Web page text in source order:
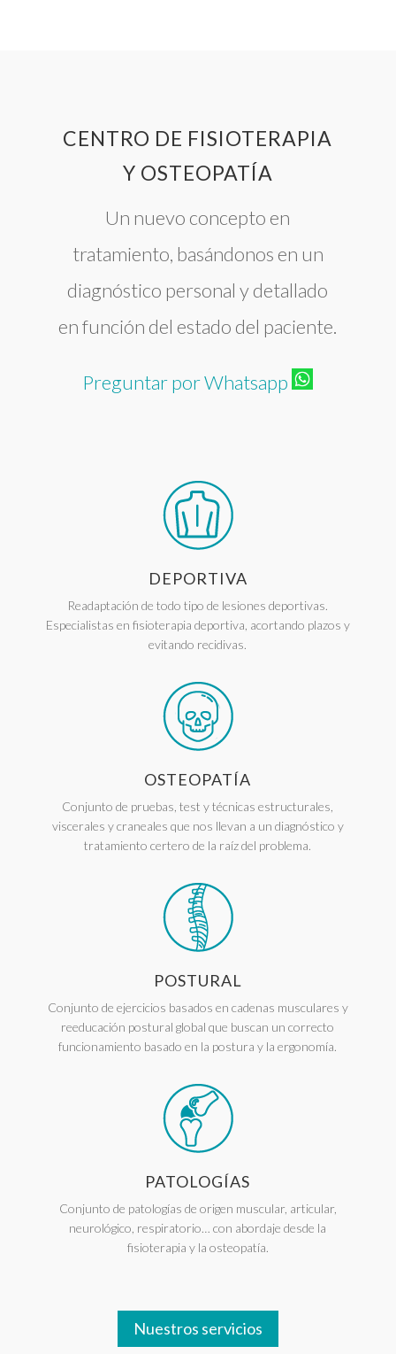
CENTRO DE FISIOTERAPIA
Y OSTEOPATÍA
Un nuevo concepto en
tratamiento, basándonos en un
diagnóstico personal y detallado
en función del estado del paciente.
Preguntar por Whatsapp
DEPORTIVA
Readaptación de todo tipo de lesiones deportivas.
Especialistas en fisioterapia deportiva, acortando plazos y
evitando recidivas.
OSTEOPATÍA
Conjunto de pruebas, test y técnicas estructurales,
viscerales y craneales que nos llevan a un diagnóstico y
tratamiento certero de la raíz del problema.
POSTURAL
Conjunto de ejercicios basados en cadenas musculares y
reeducación postural global que buscan un correcto
funcionamiento basado en la postura y la ergonomía.
PATOLOGÍAS
Conjunto de patologías de origen muscular, articular,
neurológico, respiratorio… con abordaje desde la
fisioterapia y la osteopatía.
Nuestros servicios